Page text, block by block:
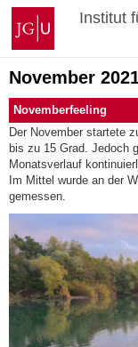
Zum
Inhalt
springen
Johannes
Gutenberg-
Universität
Mainz
Institut
November
Novemberfeeling
Der November startete
bis zu 15 Grad. Jedoch
Monatsverlauf
Im Mittel wurde an der
gemessen.